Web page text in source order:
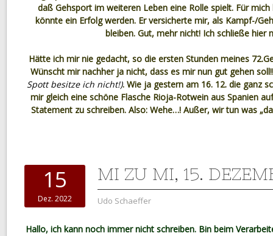
daß Gehsport im weiteren Leben eine Rolle spielt. Für mich
könnte ein Erfolg werden. Er versicherte mir, als Kampf-/
bleiben. Gut, mehr nicht! Ich schließe hier
Hätte ich mir nie gedacht, so die ersten Stunden meines
Wünscht mir nachher ja nicht, dass es mir nun gut gehen
Spott besitze ich nicht!). Wie ja gestern am 16. 12. die ganz
mir gleich eine schöne Flasche Rioja-Rotwein aus Spanien
Statement zu schreiben. Also: Wehe…! Außer, wir tun was
15
Dez. 2022
MI ZU MI, 15.
Udo Schaeffer
Hallo, ich kann noch immer nicht schreiben. Bin beim